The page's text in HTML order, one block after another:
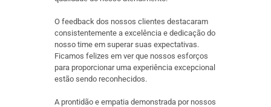
O feedback dos nossos clientes destacaram
consistentemente a excelência e dedicação do
nosso time em superar suas expectativas.
Ficamos felizes em ver que nossos esforços
para proporcionar uma experiência excepcional
estão sendo reconhecidos.
A prontidão e empatia demonstrada por nossos